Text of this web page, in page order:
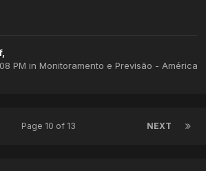
,
PM in Monitoramento e Previsão - América
NEXT
Page 10 of 13